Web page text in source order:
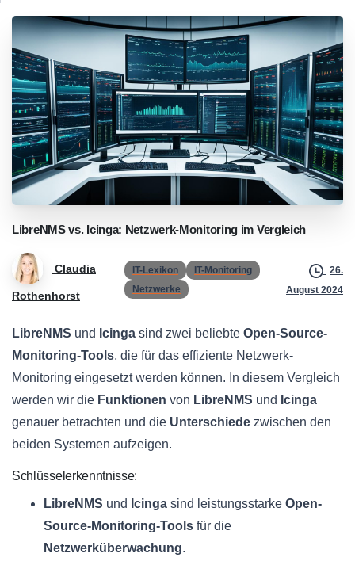
LibreNMS vs. Icinga: Netzwerk-Monitoring im Vergleich
Claudia
Rothenhorst
IT-Lexikon
IT-Monitoring
Netzwerke
26.
August 2024
LibreNMS und Icinga sind zwei beliebte Open-Source-
Monitoring-Tools, die für das effiziente Netzwerk-
Monitoring eingesetzt werden können. In diesem Vergleich
werden wir die Funktionen von LibreNMS und Icinga
genauer betrachten und die Unterschiede zwischen den
beiden Systemen aufzeigen.
Schlüsselerkenntnisse:
LibreNMS und Icinga sind leistungsstarke Open-
Source-Monitoring-Tools für die
Netzwerküberwachung.